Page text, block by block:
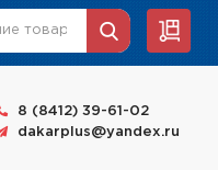
8 (8412) 39-61-02
dakarplus@yandex.ru